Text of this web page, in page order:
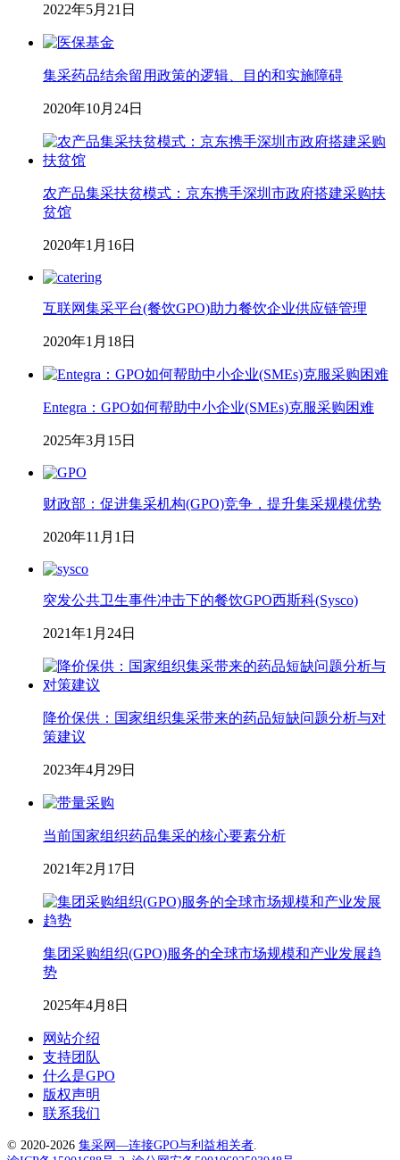
2022年5月21日
集采药品结余留用政策的逻辑、目的和实施障碍
2020年10月24日
农产品集采扶贫模式：京东携手深圳市政府搭建采购扶
贫馆
2020年1月16日
互联网集采平台(餐饮GPO)助力餐饮企业供应链管理
2020年1月18日
Entegra：GPO如何帮助中小企业(SMEs)克服采购困难
2025年3月15日
财政部：促进集采机构(GPO)竞争，提升集采规模优势
2020年11月1日
突发公共卫生事件冲击下的餐饮GPO西斯科(Sysco)
2021年1月24日
降价保供：国家组织集采带来的药品短缺问题分析与对
策建议
2023年4月29日
当前国家组织药品集采的核心要素分析
2021年2月17日
集团采购组织(GPO)服务的全球市场规模和产业发展趋
势
2025年4月8日
网站介绍
支持团队
什么是GPO
版权声明
联系我们
© 2020-2026 集采网—连接GPO与利益相关者